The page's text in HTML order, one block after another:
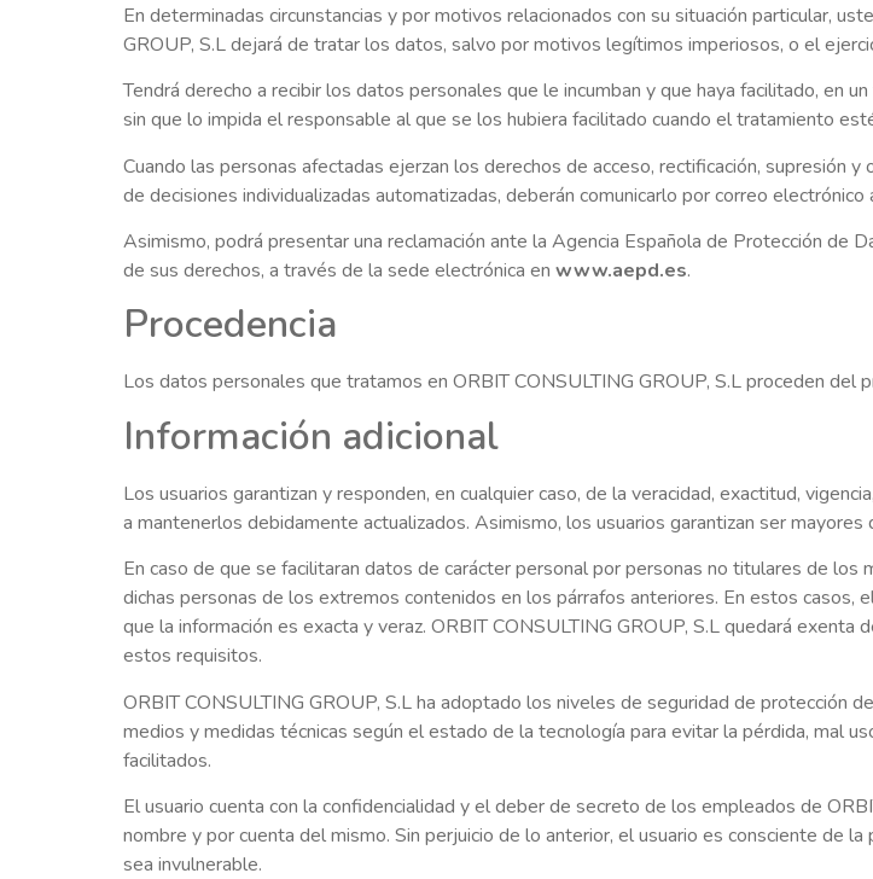
En determinadas circunstancias y por motivos relacionados con su situación particular,
GROUP, S.L dejará de tratar los datos, salvo por motivos legítimos imperiosos, o el
Tendrá derecho a recibir los datos personales que le incumban y que haya facilitado,
sin que lo impida el responsable al que se los hubiera facilitado cuando el tratamiento
Cuando las personas afectadas ejerzan los derechos de acceso, rectificación,
de decisiones individualizadas automatizadas, deberán comunicarlo por correo electrónico
Asimismo, podrá presentar una reclamación ante la Agencia Española de Protección de
de sus derechos, a través de la sede electrónica en www.aepd.es.
Procedencia
Los datos personales que tratamos en ORBIT CONSULTING GROUP, S.L proceden del
Información adicional
Los usuarios garantizan y responden, en cualquier caso, de la veracidad, exactitud,
a mantenerlos debidamente actualizados. Asimismo, los usuarios garantizan ser mayores
En caso de que se facilitaran datos de carácter personal por personas no titulares de los
dichas personas de los extremos contenidos en los párrafos anteriores. En estos
que la información es exacta y veraz. ORBIT CONSULTING GROUP, S.L quedará
estos requisitos.
ORBIT CONSULTING GROUP, S.L ha adoptado los niveles de seguridad de
medios y medidas técnicas según el estado de la tecnología para evitar la pérdida, mal
facilitados.
El usuario cuenta con la confidencialidad y el deber de secreto de los empleados de
nombre y por cuenta del mismo. Sin perjuicio de lo anterior, el usuario es consciente de
sea invulnerable.